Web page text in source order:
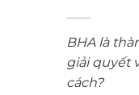
BHA là
giải quyết
cách?